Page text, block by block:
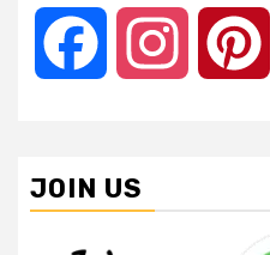
Facebook Instagram
JOIN US